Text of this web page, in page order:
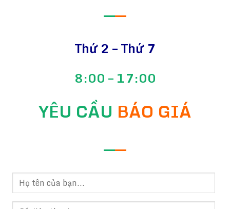
——
Thứ 2 – Thứ 7
8:00 – 17:00
YÊU CẦU BÁO GIÁ
——